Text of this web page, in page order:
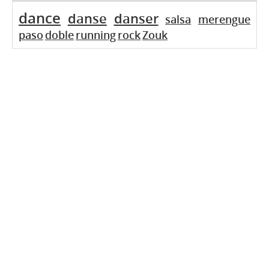
dance danse danser salsa merengue
paso doblerunningrockZouk